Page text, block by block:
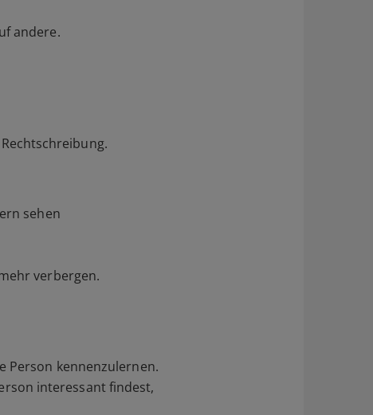
andere.
sehen
verbergen.
Person kennenzulernen.
interessant findest,